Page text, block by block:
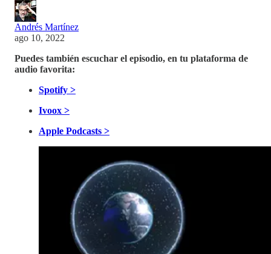
Andrés Martínez
ago 10, 2022
Puedes también escuchar el episodio, en tu plataforma de
audio favorita:
Spotify >
Ivoox >
Apple Podcasts >